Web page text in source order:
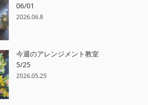
06/01
2026.06.8
今週のアレンジメント教室
5/25
2026.05.25